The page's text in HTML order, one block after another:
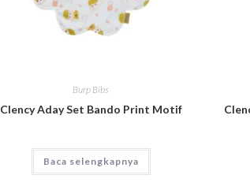
Burp Bibs
Clency Aday Set Bando Print Motif
Baca selengkapnya